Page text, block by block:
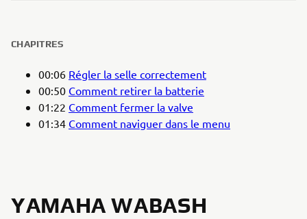
CHAPITRES
00:06 Régler la selle correctement
00:50 Comment retirer la batterie
01:22 Comment fermer la valve
01:34 Comment naviguer dans le menu
YAMAHA WABASH